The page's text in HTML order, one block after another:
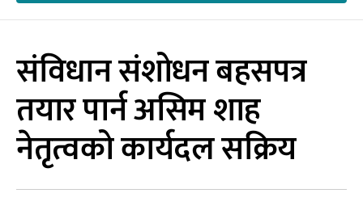
संविधान संशोधन बहसपत्र
तयार पार्न असिम शाह
नेतृत्वको कार्यदल सक्रिय